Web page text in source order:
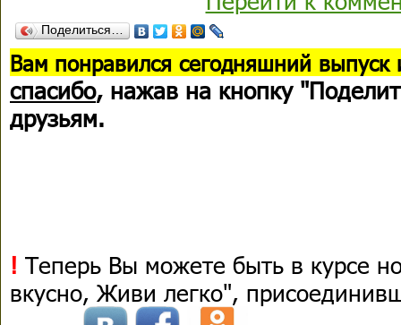
Поделиться…
Вам понравился сегодняшний выпуск
спасибо, нажав на кнопку
друзьям.
! Теперь Вы можете быть в курсе
вкусно, Живи легко",